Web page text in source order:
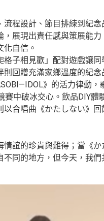
程設計、節目排練到紀
展現出責任感與策展能
自信。
子相見歡」配對遊戲讓
回贈充滿家鄉溫度的紀念
》的活力律動，
中破冰交心。飲品DIY體
合唱曲《かたしない》
誼的珍貴與難得；當《
同的地方，但今天，我